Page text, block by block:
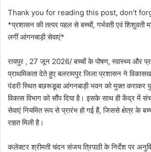
Thank you for reading this post, don't
*प्रशासन की तत्पर पहल से बच्चों, गर्भवती एवं शिशुवती
लगीं आंगनबाड़ी सेवाएं*
रायपुर , 27 जून 2026/ बच्चों के पोषण, स्वास्थ्य और
प्राथमिकता देते हुए बलरामपुर जिला प्रशासन ने
पंडरी स्थित बछरूडूबा आंगनबाड़ी भवन को मुक्त कराकर
विकास विभाग को सौंप दिया है। इसके साथ ही केंद्र में
सेवाएं नियमित रूप से प्रारंभ हो गई हैं, जिससे क्षेत्र के
राहत मिली है।
कलेक्टर श्रीमती चंदन संजय त्रिपाठी के निर्देश पर